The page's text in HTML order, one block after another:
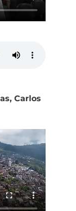
Carlos